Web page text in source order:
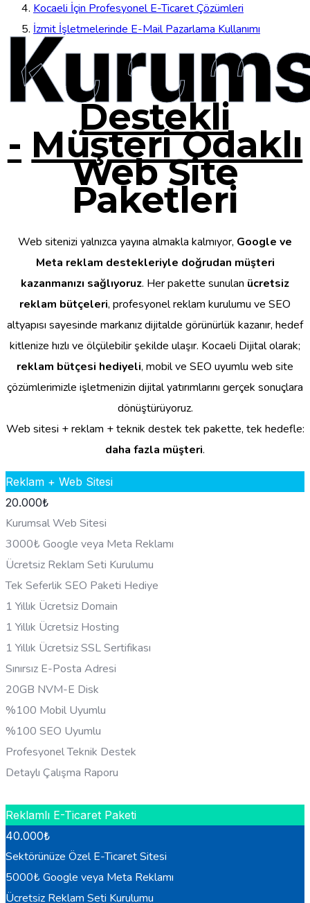
Kocaeli İçin Profesyonel E-Ticaret Çözümleri
İzmit İşletmelerinde E-Mail Pazarlama Kullanımı
Destekli
- Müşteri Odaklı
Web Site
Paketleri
Web sitenizi yalnızca yayına almakla kalmıyor, Google ve
Meta reklam destekleriyle doğrudan müşteri
kazanmanızı sağlıyoruz. Her pakette sunulan ücretsiz
reklam bütçeleri, profesyonel reklam kurulumu ve SEO
altyapısı sayesinde markanız dijitalde görünürlük kazanır, hedef
kitlenize hızlı ve ölçülebilir şekilde ulaşır. Kocaeli Dijital olarak;
reklam bütçesi hediyeli, mobil ve SEO uyumlu web site
çözümlerimizle işletmenizin dijital yatırımlarını gerçek sonuçlara
dönüştürüyoruz.
Web sitesi + reklam + teknik destek tek pakette, tek hedefle:
daha fazla müşteri.
Reklam + Web Sitesi
20.000₺
Kurumsal Web Sitesi
3000₺ Google veya Meta Reklamı
Ücretsiz Reklam Seti Kurulumu
Tek Seferlik SEO Paketi Hediye
1 Yıllık Ücretsiz Domain
1 Yıllık Ücretsiz Hosting
1 Yıllık Ücretsiz SSL Sertifikası
Sınırsız E-Posta Adresi
20GB NVM-E Disk
%100 Mobil Uyumlu
%100 SEO Uyumlu
Profesyonel Teknik Destek
Detaylı Çalışma Raporu
Reklamlı E-Ticaret Paketi
40.000₺
Sektörünüze Özel E-Ticaret Sitesi
5000₺ Google veya Meta Reklamı
Ücretsiz Reklam Seti Kurulumu